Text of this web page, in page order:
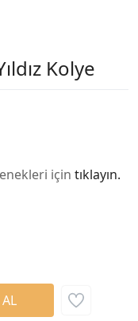
Kolye
için tıklayın.